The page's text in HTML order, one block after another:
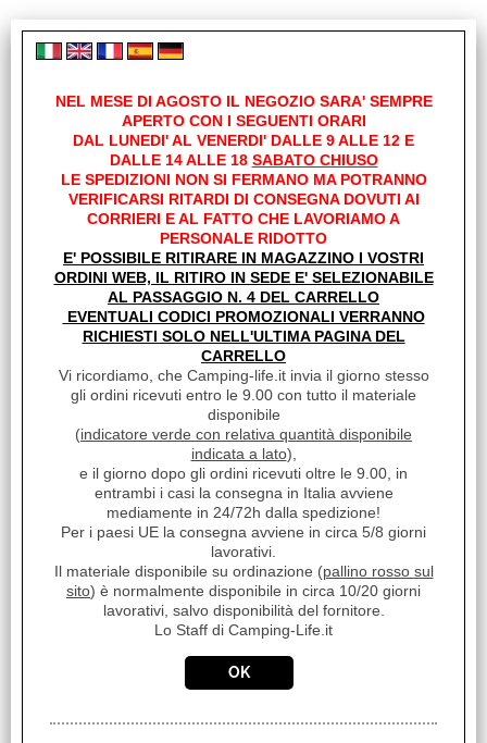
Video
I Video di Acquatravel
Filtro Sedimenti
NEL MESE DI AGOSTO IL NEGOZIO SARA' SEMPRE
APERTO CON I SEGUENTI ORARI
DAL LUNEDI' AL VENERDI' DALLE 9 ALLE 12 E
DALLE 14 ALLE 18 SABATO CHIUSO
LE SPEDIZIONI NON SI FERMANO MA POTRANNO
VERIFICARSI RITARDI DI CONSEGNA DOVUTI AI
CORRIERI E AL FATTO CHE LAVORIAMO A
PERSONALE RIDOTTO
E' POSSIBILE RITIRARE IN MAGAZZINO I VOSTRI
ORDINI WEB, IL RITIRO IN SEDE E' SELEZIONABILE
AL PASSAGGIO N. 4 DEL CARRELLO
EVENTUALI CODICI PROMOZIONALI VERRANNO
RICHIESTI SOLO NELL'ULTIMA PAGINA DEL
CARRELLO
Vi ricordiamo, che Camping-life.it invia il giorno stesso
gli ordini ricevuti entro le 9.00 con tutto il materiale
disponibile
(indicatore verde con relativa quantità disponibile
indicata a lato),
e il giorno dopo gli ordini ricevuti oltre le 9.00, in
entrambi i casi la consegna in Italia avviene
mediamente in 24/72h dalla spedizione!
Per i paesi UE la consegna avviene in circa 5/8 giorni
lavorativi.
Il materiale disponibile su ordinazione (pallino rosso sul
sito) è normalmente disponibile in circa 10/20 giorni
lavorativi, salvo disponibilità del fornitore.
Lo Staff di Camping-Life.it